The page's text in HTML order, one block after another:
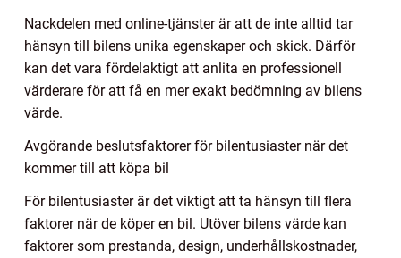
Nackdelen med online-tjänster är att de inte alltid tar
hänsyn till bilens unika egenskaper och skick. Därför
kan det vara fördelaktigt att anlita en professionell
värderare för att få en mer exakt bedömning av bilens
värde.
Avgörande beslutsfaktorer för bilentusiaster när det
kommer till att köpa bil
För bilentusiaster är det viktigt att ta hänsyn till flera
faktorer när de köper en bil. Utöver bilens värde kan
faktorer som prestanda, design, underhållskostnader,